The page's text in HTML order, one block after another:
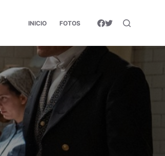
INICIO FOTOS